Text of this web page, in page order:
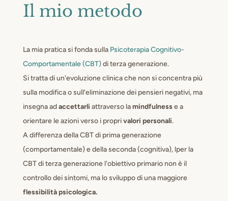
Il mio metodo
La mia pratica si fonda sulla Psicoterapia Cognitivo-
Comportamentale (CBT)di terza generazione.
Si tratta di un'evoluzione clinica che non si concentra più
sulla modifica o sull'eliminazione dei pensieri negativi, ma
insegna adaccettarli attraverso lamindfulnesse a
orientare le azioni verso i proprivalori personali.
A differenza della CBT di prima generazione
(comportamentale) e della seconda (cognitiva), lper la
CBT di terza generazione l'obiettivo primario non è il
controllo dei sintomi, ma lo sviluppo di una maggiore
flessibilità psicologica.